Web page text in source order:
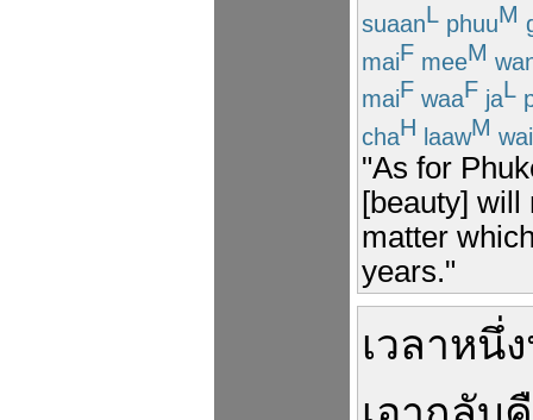
suaanL phuuM
maiF meeM
maiF waaF jaL
chaH laawM wai
"As for
[beauty]
matter
years."
เวลาหนึ่ง